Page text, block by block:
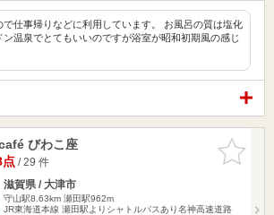
で仕事帰りなどに利用しています。 お風呂の質は塩化
ン温泉でとてもいいのですが浴室が昭和初期風の感じ
お気に入
りに追加
びわこ座
点/ 29 件
滋賀県 / 大津市
守山駅8.63km 瀬田駅962m
JR東海道本線 瀬田駅よりシャトルバスあり名神高速道路